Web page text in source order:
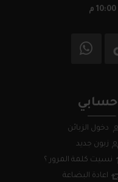
حسابي
دخول الزبائن
زبون جديد
نسيت كلمة المرور ؟
اعادة البضاعة